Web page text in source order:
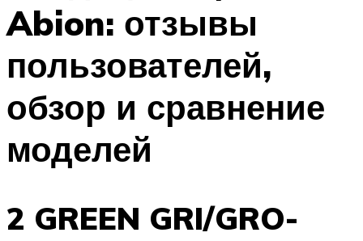
Меню
Abion: отзывы
пользователей,
обзор и сравнение
моделей
2 GREEN GRI/GRO-